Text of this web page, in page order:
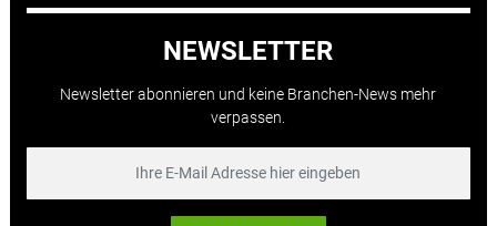
NEWSLETTER
Newsletter abonnieren und keine Branchen-News mehr
verpassen.